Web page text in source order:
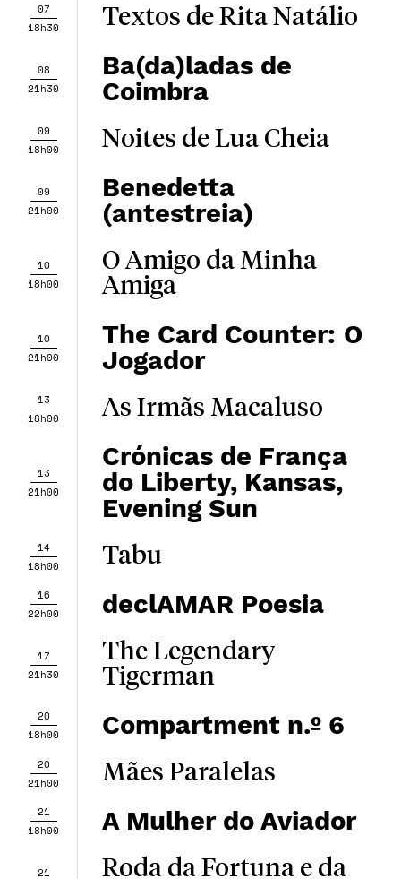
07
18h30
Textos de Rita Natálio
08
21h30
Ba(da)ladas de
Coimbra
09
18h00
Noites de Lua Cheia
09
21h00
Benedetta
(antestreia)
10
18h00
O Amigo da Minha
Amiga
10
21h00
The Card Counter: O
Jogador
13
18h00
As Irmãs Macaluso
13
21h00
Crónicas de França
do Liberty, Kansas,
Evening Sun
14
18h00
Tabu
16
22h00
declAMAR Poesia
17
21h30
The Legendary
Tigerman
20
18h00
Compartment n.º 6
20
21h00
Mães Paralelas
21
18h00
A Mulher do Aviador
21 Roda da Fortuna e da